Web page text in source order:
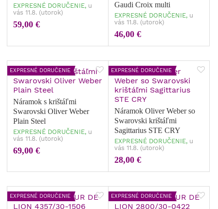
EXPRESNÉ DORUČENIE, u
vás 11.8. (utorok)
59,00 €
Gaudi Croix multi
EXPRESNÉ DORUČENIE, u
vás 11.8. (utorok)
46,00 €
EXPRESNÉ DORUČENIE
Náramok s krištáľmi
Swarovski Oliver Weber
Plain Steel
EXPRESNÉ DORUČENIE, u
vás 11.8. (utorok)
69,00 €
EXPRESNÉ DORUČENIE
Náramok Oliver Weber so
Swarovski krištáľmi
Sagittarius STE CRY
EXPRESNÉ DORUČENIE, u
vás 11.8. (utorok)
28,00 €
EXPRESNÉ DORUČENIE EXPRESNÉ DORUČENIE